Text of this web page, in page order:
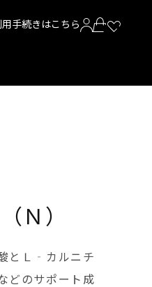
手続きはこちら
Ｎ）
とＬ‐カルニチ
どのサポート成